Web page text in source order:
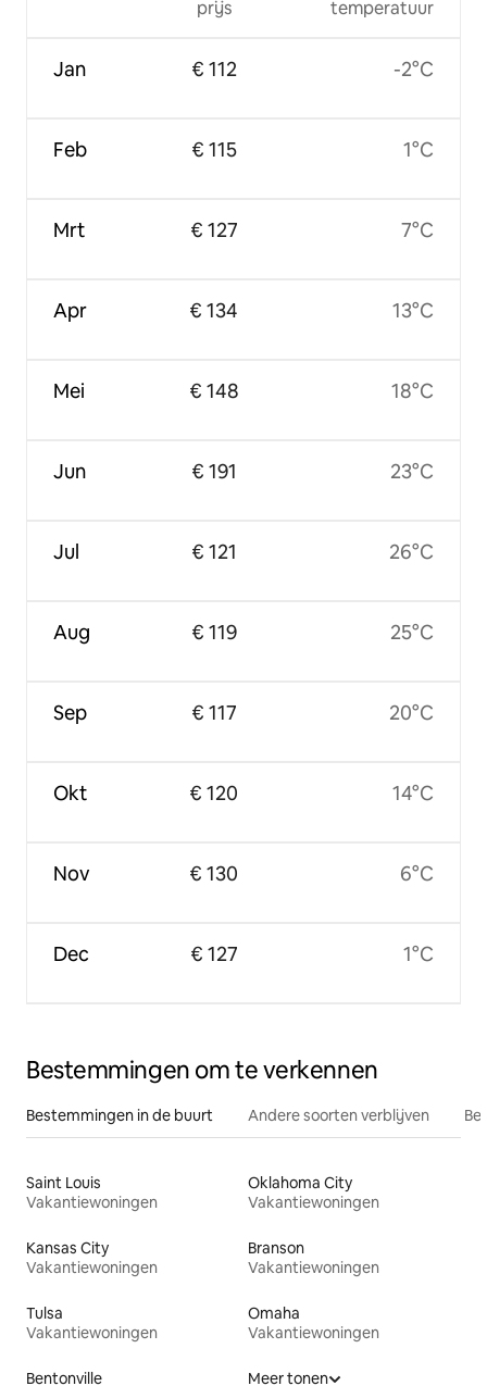
Jan
Feb
Mrt
Apr
Mei
Jun
Jul
Aug
Sep
Okt
Nov
Dec
prijs
€ 112
€ 115
€ 127
€ 134
€ 148
€ 191
€ 121
€ 119
€ 117
€ 120
€ 130
€ 127
temperatuur
-2°C
1°C
7°C
13°C
18°C
23°C
26°C
25°C
20°C
14°C
6°C
1°C
Bestemmingen om te verkennen
Bestemmingen in de buurt Andere soorten verblijven
Saint Louis
Vakantiewoningen
Oklahoma City
Vakantiewoningen
Kansas City
Vakantiewoningen
Branson
Vakantiewoningen
Tulsa
Vakantiewoningen
Omaha
Vakantiewoningen
Bentonville
Meer tonen